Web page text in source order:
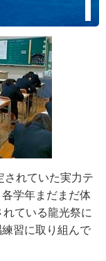
されていた実力テ
学年まだまだ体
ている龍光祭に
習に取り組んで